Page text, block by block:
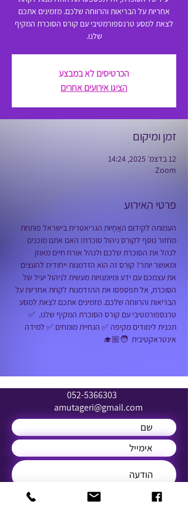
אחריות על הבריאות והרווחה שלכם. מזמינים אתכם
לצאת למסע טרנספורמטיבי עם קורס הסוכרת המקיף
שלנו.
הכרטיסים לא במבצע
הציגו אירועים אחרים
זמן ומיקום
12 בדצמ׳ 2025, 14:24
Zoom
פרטי האירוע
העמותה לקידום האֲחָיוּת הגריאטרית בישראל פותחת
מחזור נוסף לקורס ניהול סוכרת! האם אתם מוכנים
לנהל את הסוכרת שלכם ולנהל אורח חיים מאוזן
ומאושר יותר? קורס זה הוא הזדמנות ייחודית להעצים
את עצמכם עם ידע ומיומנויות מעשית לניהול יעיל של
הסוכרת, אל תפספסו את ההזדמנות לקחת אחריות על
הבריאות והרווחה שלכם. מזמינים אתכם לצאת למסע
טרנספורמטיבי עם קורס הסוכרת המקיף שלנו.  ✅
תכנית לימודים מקיפה ✅ הנחיית מומחים ✅ למידה
אינטראקטיבית  🧑🏼‍🎓
052-5366303
שלח
amutageri@gmail.com